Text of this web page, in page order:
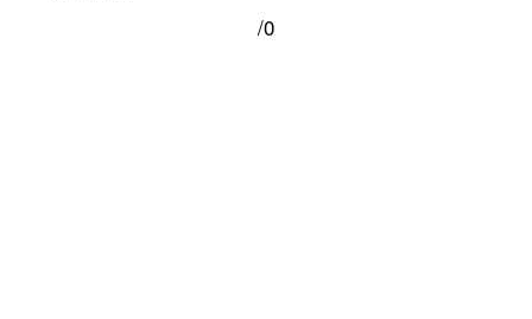
/0